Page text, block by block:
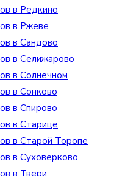
в Редкино
в Ржеве
в Сандово
в Селижарово
в Солнечном
в Сонково
в Спирово
в Старице
в Старой Торопе
в Суховерково
в Твери